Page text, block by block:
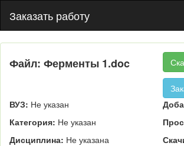
Заказать работу
Файл: Ферменты 1.doc
ВУЗ: Не указан
Категория: Не указан
Дисциплина: Не указана